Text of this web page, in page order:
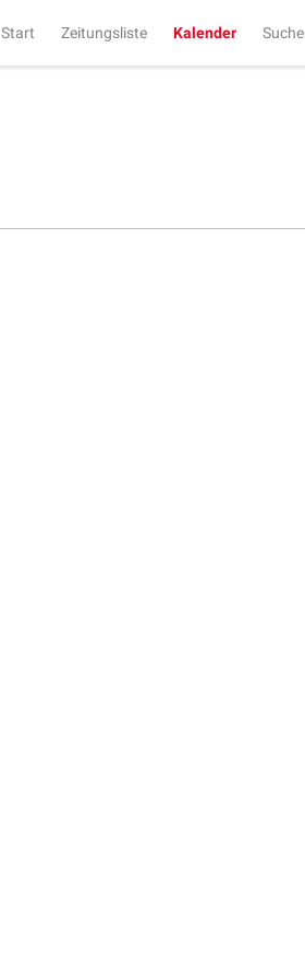
Start Zeitungsliste Kalender Suche